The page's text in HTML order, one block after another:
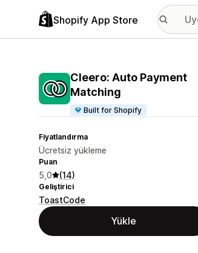
Shopify App Store
Cleero: Auto Payment
Matching
Built for Shopify
Fiyatlandırma
Ücretsiz yükleme
Puan
5,0 (14)
Geliştirici
ToastCode
Yükle